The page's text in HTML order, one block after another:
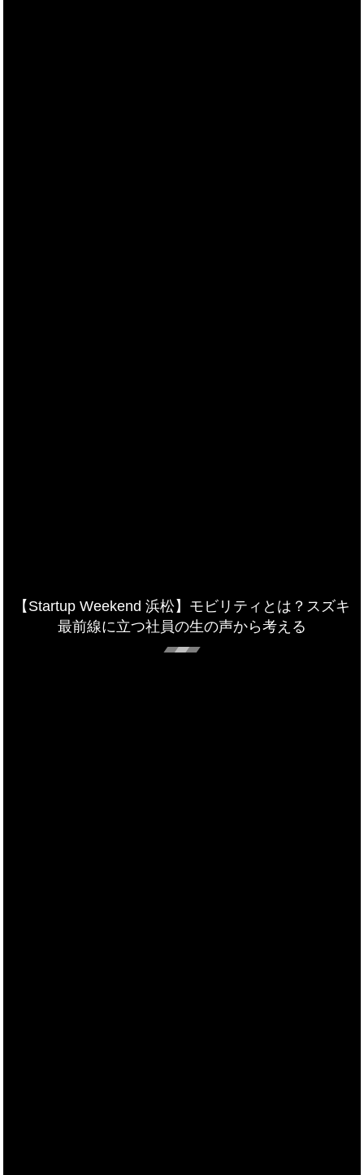
【Startup Weekend 浜松】モビリティとは？スズキ
最前線に立つ社員の生の声から考える